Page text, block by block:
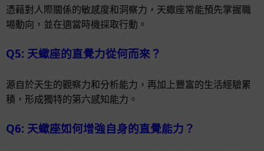
憑藉對人際關係的敏感度和洞察力，天蠍座常能預先掌握職
場動向，並在適當時機採取行動。
Q5: 天蠍座的直覺力從何而來？
源自於天生的觀察力和分析能力，再加上豐富的生活經驗累
積，形成獨特的第六感知能力。
Q6: 天蠍座如何增強自身的直覺能力？